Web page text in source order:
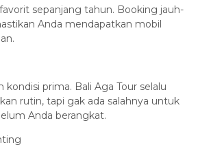
sepanjang tahun. Booking jauh-
Anda mendapatkan mobil
kondisi prima. Bali Aga Tour selalu
rutin, tapi gak ada salahnya untuk
Anda berangkat.